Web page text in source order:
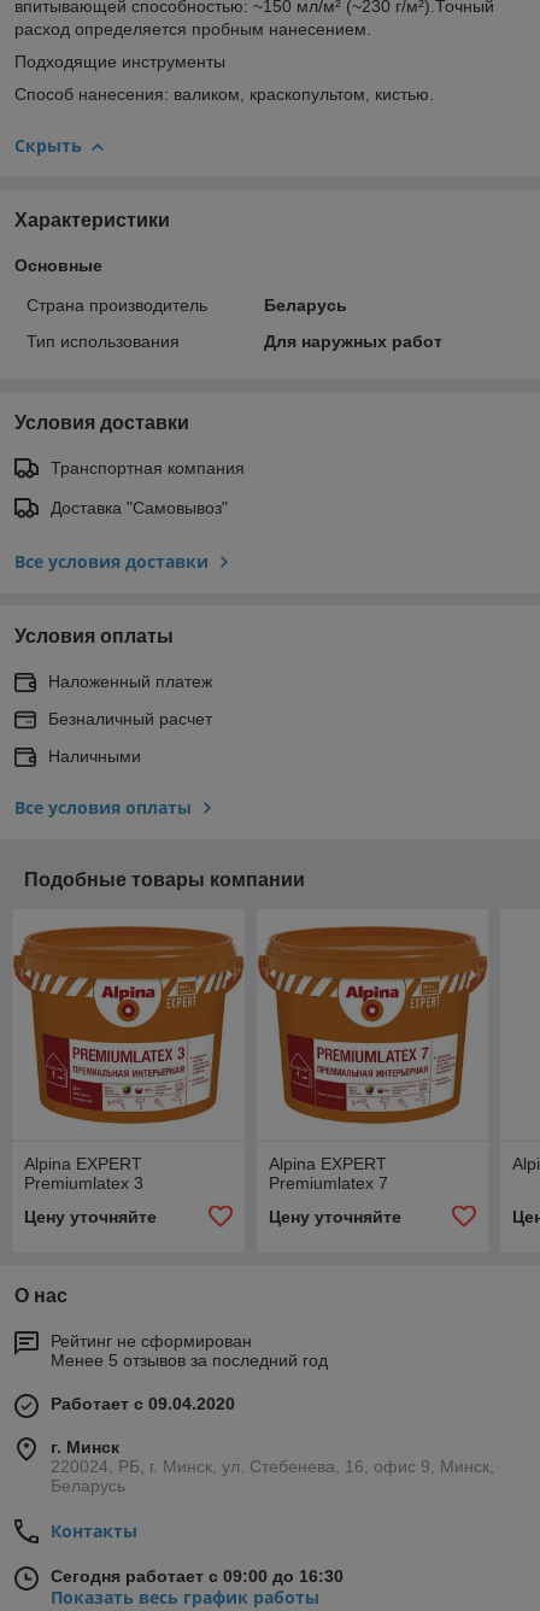
впитывающей способностью: ~150 мл/м² (~230 г/м²).Точный
расход определяется пробным нанесением.
Подходящие инструменты
Способ нанесения: валиком, краскопультом, кистью.
Скрыть
Характеристики
Основные
Страна производитель
Беларусь
Тип использования
Для наружных работ
Условия доставки
Транспортная компания
Доставка "Самовывоз"
Все условия доставки
Условия оплаты
Наложенный платеж
Безналичный расчет
Наличными
Все условия оплаты
Подобные товары компании
Alpina EXPERT
Premiumlatex 3
Цену уточняйте
Alpina EXPERT
Premiumlatex 7
Цену уточняйте
О нас
Рейтинг не сформирован
Менее 5 отзывов за последний год
Работает с 09.04.2020
г. Минск
220024, РБ, г. Минск, ул. Стебенева, 16, офис 9, Минск,
Беларусь
Контакты
Сегодня работает с 09:00 до 16:30
Показать весь график работы